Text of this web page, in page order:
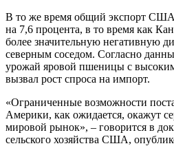
В то же время общий экспорт США
на 7,6 процента, в то время как
более значительную негативную
северным соседом. Согласно
урожай яровой пшеницы с
вызвал рост спроса на импорт.
«Ограниченные возможности
Америки, как ожидается, окажут
мировой рынок», – говорится в
сельского хозяйства США,